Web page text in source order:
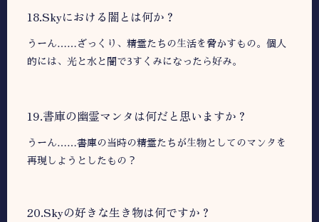
18.Skyにおける闇とは何か？
うーん……ざっくり、精霊たちの生活を脅かすもの。個人
的には、光と水と闇で3すくみになったら好み。
19.書庫の幽霊マンタは何だと思いますか？
うーん……書庫の当時の精霊たちが生物としてのマンタを
再現しようとしたもの？
20.Skyの好きな生き物は何ですか？